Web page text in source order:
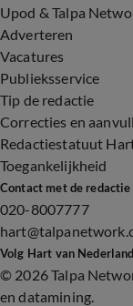
Upod & Talpa
Adverteren
Vacatures
Publieksservice
Tip de redactie
Correcties en
Redactiestatuut
Toegankelijkheid
Contact met de redactie
020-8007777
Volg Hart van Nederland
© 2026 Talpa
en datamining.